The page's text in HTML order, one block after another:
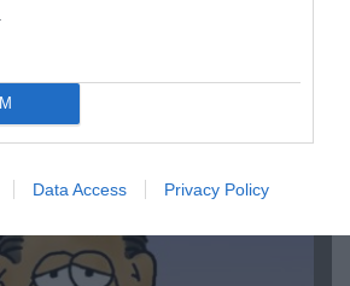
Data Access Privacy Policy
πεζοδρόμια» στην
παράνομα
κοινόχρηστους χώρους